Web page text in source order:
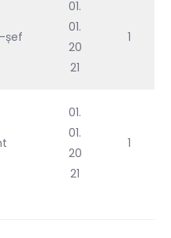
șef
01.
01.
20
21
1
01.
01.
20
21
1